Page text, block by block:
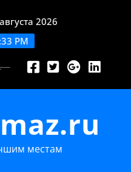
2026
PM
местам